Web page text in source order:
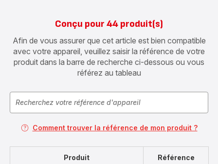
Conçu pour 44 produit(s)
Afin de vous assurer que cet article est bien compatible
avec votre appareil, veuillez saisir la référence de votre
produit dans la barre de recherche ci-dessous ou vous
référez au tableau
Comment trouver la référence de mon produit ?
Produit Référence